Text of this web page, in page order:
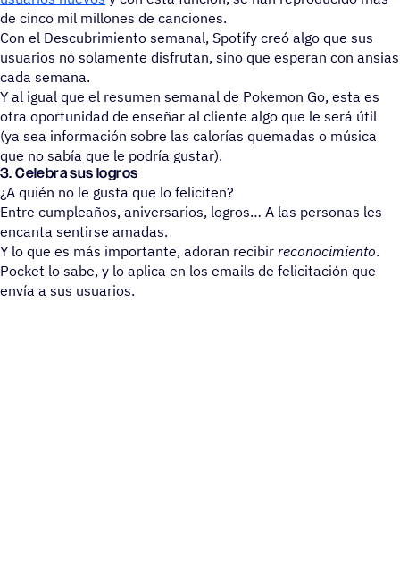
de cinco mil millones de canciones.
Con el Descubrimiento semanal, Spotify creó algo que sus
usuarios no solamente disfrutan, sino que esperan con ansias
cada semana.
Y al igual que el resumen semanal de Pokemon Go, esta es
otra oportunidad de enseñar al cliente algo que le será útil
(ya sea información sobre las calorías quemadas o música
que no sabía que le podría gustar).
3. Celebra sus logros
¿A quién no le gusta que lo feliciten?
Entre cumpleaños, aniversarios, logros… A las personas les
encanta sentirse amadas.
Y lo que es más importante, adoran recibir reconocimiento.
Pocket lo sabe, y lo aplica en los emails de felicitación que
envía a sus usuarios.